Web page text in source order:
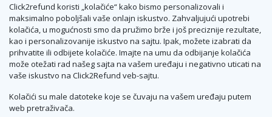
Click2refund koristi „kolačiće“ kako bismo personalizovali i
maksimalno poboljšali vaše onlajn iskustvo. Zahvaljujući upotrebi
kolačića, u mogućnosti smo da pružimo brže i još preciznije rezultate,
kao i personalizovanije iskustvo na sajtu. Ipak, možete izabrati da
prihvatite ili odbijete kolačiće. Imajte na umu da odbijanje kolačića
može otežati rad našeg sajta na vašem uređaju i negativno uticati na
vaše iskustvo na Click2Refund veb-sajtu.
Kolačići su male datoteke koje se čuvaju na vašem uređaju putem
web pretraživača.